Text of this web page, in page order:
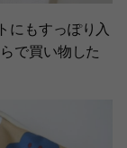
にもすっぽり入
で買い物した